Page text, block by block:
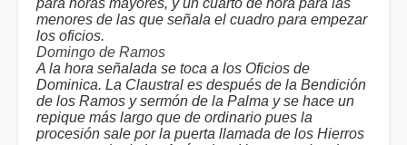
para horas mayores, y un cuarto de hora para las
menores de las que señala el cuadro para empezar
los oficios.
Domingo de Ramos
A la hora señalada se toca a los Oficios de
Dominica. La Claustral es después de la Bendición
de los Ramos y sermón de la Palma y se hace un
repique más largo que de ordinario pues la
procesión sale por la puerta llamada de los Hierros